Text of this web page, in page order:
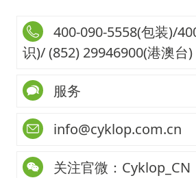
400-090-5558(包装)/
识)/ (852) 29946900(港澳台)
服务
info@cyklop.com.cn
关注官微：Cyklop_CN